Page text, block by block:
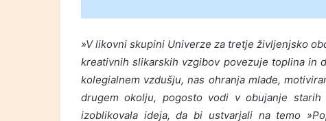
»V likovni skupini Univerze za tretje življenjsko
kreativnih slikarskih vzgibov povezuje toplina in
kolegialnem vzdušju, nas ohranja mlade,
drugem okolju, pogosto vodi v obujanje
izoblikovala ideja, da bi ustvarjali na temo